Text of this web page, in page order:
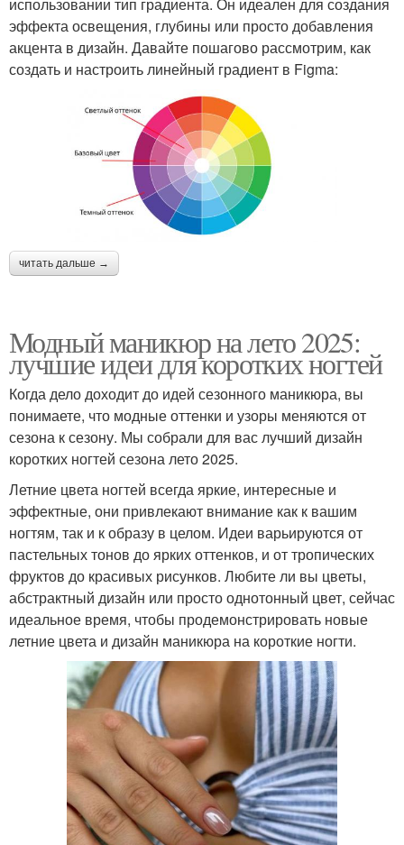
использовании тип градиента. Он идеален для создания
эффекта освещения, глубины или просто добавления
акцента в дизайн. Давайте пошагово рассмотрим, как
создать и настроить линейный градиент в Figma:
читать дальше →
Модный маникюр на лето 2025:
лучшие идеи для коротких ногтей
Когда дело доходит до идей сезонного маникюра, вы
понимаете, что модные оттенки и узоры меняются от
сезона к сезону. Мы собрали для вас лучший дизайн
коротких ногтей сезона лето 2025.
Летние цвета ногтей всегда яркие, интересные и
эффектные, они привлекают внимание как к вашим
ногтям, так и к образу в целом. Идеи варьируются от
пастельных тонов до ярких оттенков, и от тропических
фруктов до красивых рисунков. Любите ли вы цветы,
абстрактный дизайн или просто однотонный цвет, сейчас
идеальное время, чтобы продемонстрировать новые
летние цвета и дизайн маникюра на короткие ногти.